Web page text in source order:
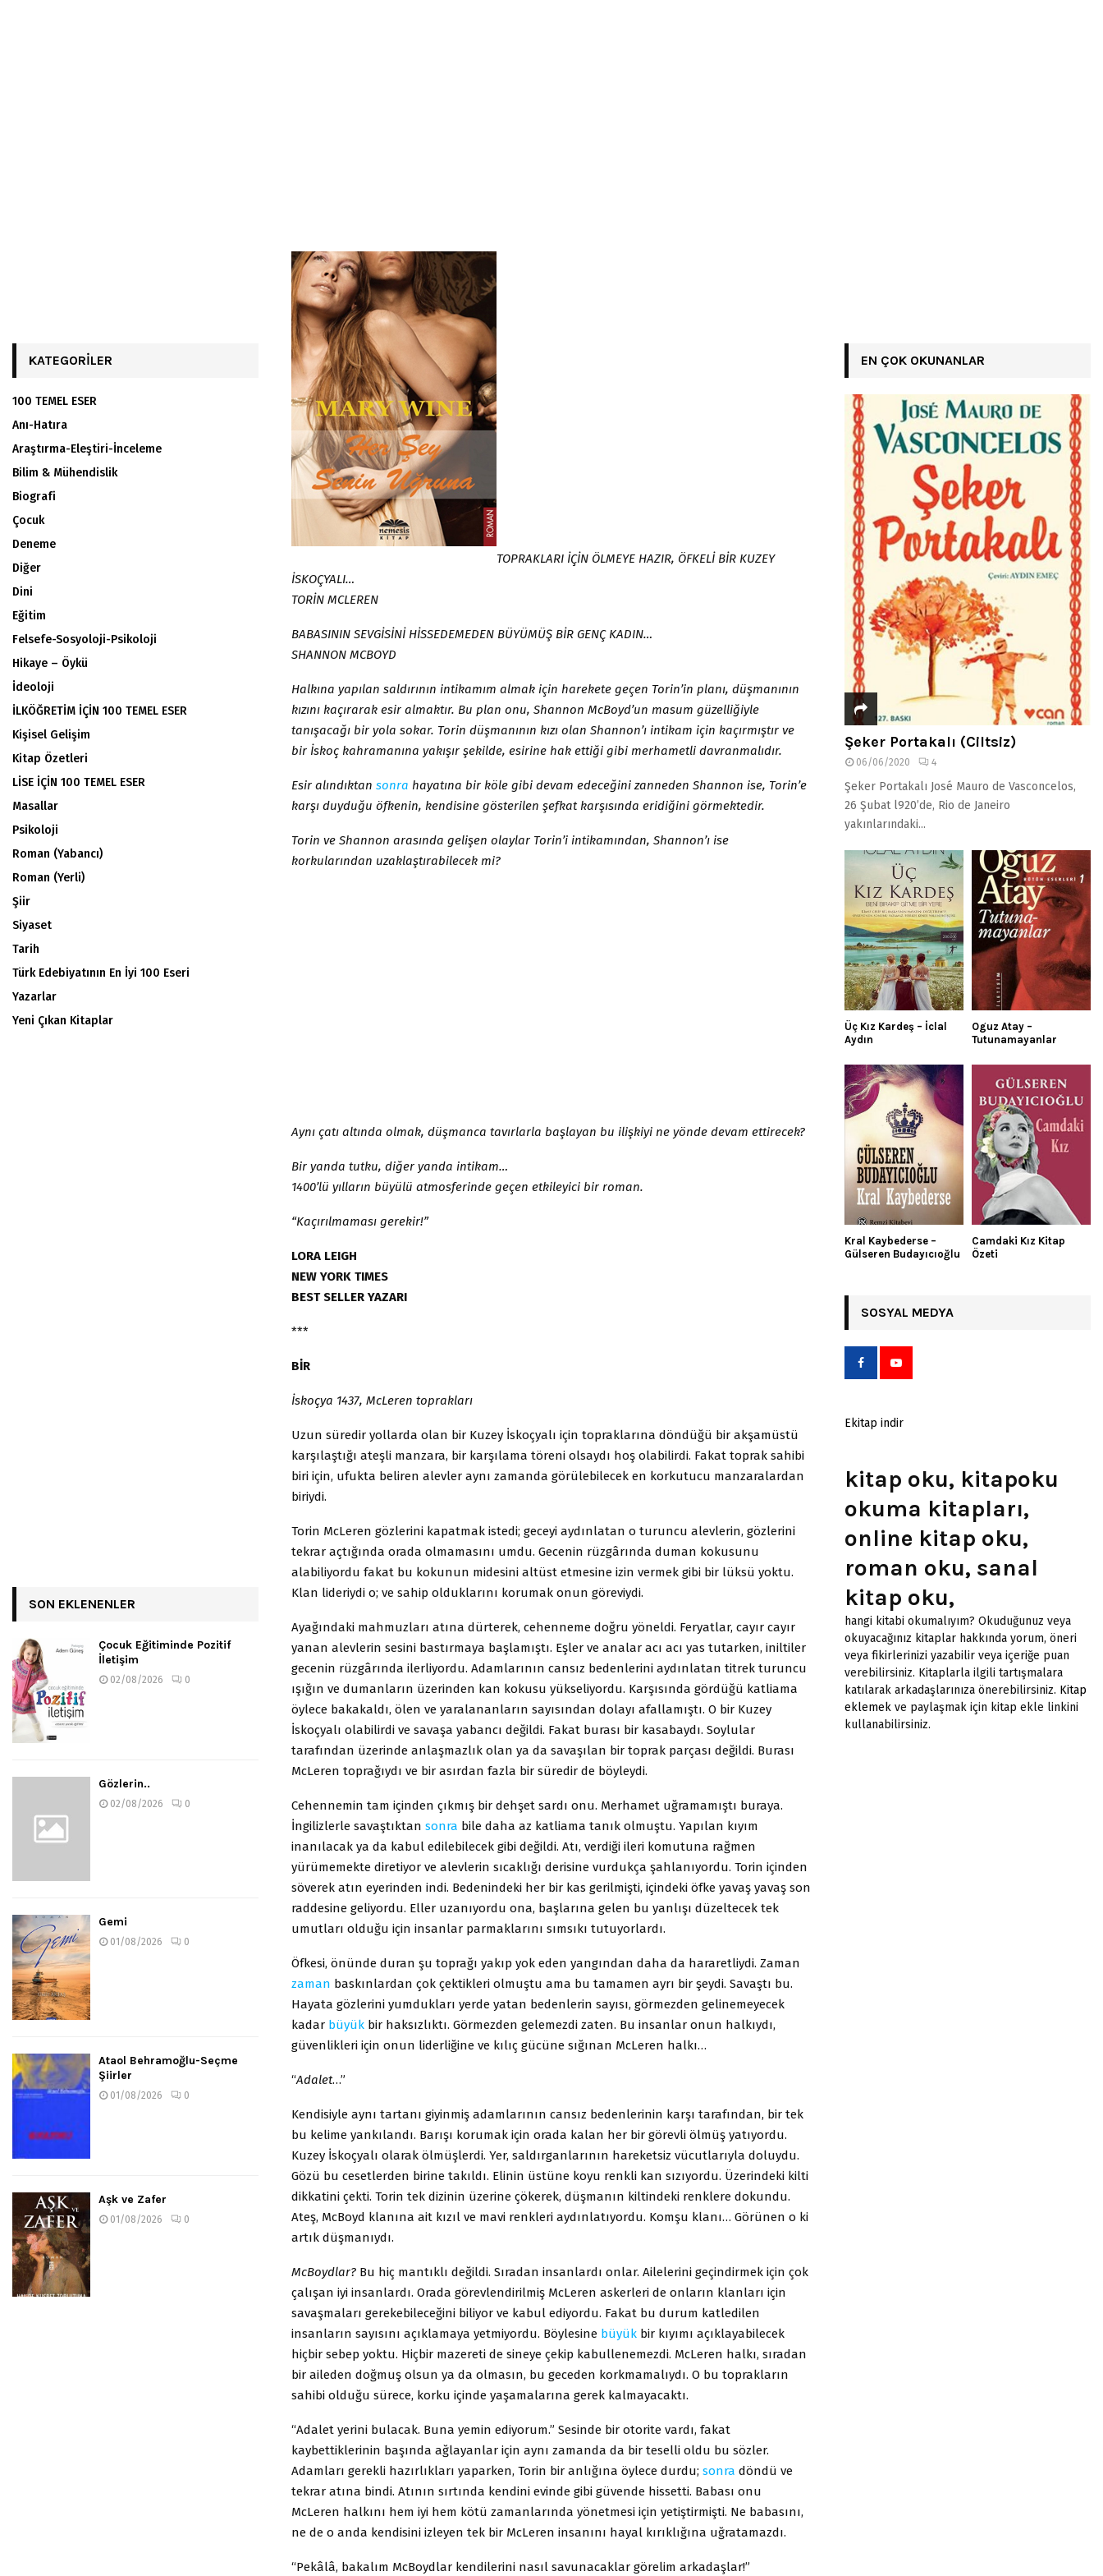
TOPRAKLARI İÇİN ÖLMEYE HAZIR, ÖFKELİ BİR KUZEY
İSKOÇYALI…
TORİN MCLEREN
BABASININ SEVGİSİNİ HİSSEDEMEDEN BÜYÜMÜŞ BİR GENÇ KADIN…
SHANNON MCBOYD
Halkına yapılan saldırının intikamım almak için harekete geçen Torin’in planı, düşmanının
kızını kaçırarak esir almaktır. Bu plan onu, Shannon McBoyd’un masum güzelliğiyle
tanışacağı bir yola sokar. Torin düşmanının kızı olan Shannon’ı intikam için kaçırmıştır ve
bir İskoç kahramanına yakışır şekilde, esirine hak ettiği gibi merhametli davranmalıdır.
Esir alındıktan sonra hayatına bir köle gibi devam edeceğini zanneden Shannon ise, Torin’e
karşı duyduğu öfkenin, kendisine gösterilen şefkat karşısında eridiğini görmektedir.
Torin ve Shannon arasında gelişen olaylar Torin’i intikamından, Shannon’ı ise
korkularından uzaklaştırabilecek mi?
Aynı çatı altında olmak, düşmanca tavırlarla başlayan bu ilişkiyi ne yönde devam ettirecek?
Bir yanda tutku, diğer yanda intikam…
1400’lü yılların büyülü atmosferinde geçen etkileyici bir roman.
“Kaçırılmaması gerekir!”
LORA LEIGH
NEW YORK TIMES
BEST SELLER YAZARI
***
BİR
İskoçya 1437, McLeren toprakları
Uzun süredir yollarda olan bir Kuzey İskoçyalı için topraklarına döndüğü bir akşamüstü
karşılaştığı ateşli manzara, bir karşılama töreni olsaydı hoş olabilirdi. Fakat toprak sahibi
biri için, ufukta beliren alevler aynı zamanda görülebilecek en korkutucu manzaralardan
biriydi.
Torin McLeren gözlerini kapatmak istedi; geceyi aydınlatan o turuncu alevlerin, gözlerini
tekrar açtığında orada olmamasını umdu. Gecenin rüzgârında duman kokusunu
alabiliyordu fakat bu kokunun midesini altüst etmesine izin vermek gibi bir lüksü yoktu.
Klan lideriydi o; ve sahip olduklarını korumak onun göreviydi.
Ayağındaki mahmuzları atına dürterek, cehenneme doğru yöneldi. Feryatlar, cayır cayır
yanan alevlerin sesini bastırmaya başlamıştı. Eşler ve analar acı acı yas tutarken, iniltiler
gecenin rüzgârında ilerliyordu. Adamlarının cansız bedenlerini aydınlatan titrek turuncu
ışığın ve dumanların üzerinden kan kokusu yükseliyordu. Karşısında gördüğü katliama
öylece bakakaldı, ölen ve yaralananların sayısından dolayı afallamıştı. O bir Kuzey
İskoçyalı olabilirdi ve savaşa yabancı değildi. Fakat burası bir kasabaydı. Soylular
tarafından üzerinde anlaşmazlık olan ya da savaşılan bir toprak parçası değildi. Burası
McLeren toprağıydı ve bir asırdan fazla bir süredir de böyleydi.
Cehennemin tam içinden çıkmış bir dehşet sardı onu. Merhamet uğramamıştı buraya.
İngilizlerle savaştıktan sonra bile daha az katliama tanık olmuştu. Yapılan kıyım
inanılacak ya da kabul edilebilecek gibi değildi. Atı, verdiği ileri komutuna rağmen
yürümemekte diretiyor ve alevlerin sıcaklığı derisine vurdukça şahlanıyordu. Torin içinden
söverek atın eyerinden indi. Bedenindeki her bir kas gerilmişti, içindeki öfke yavaş yavaş son
raddesine geliyordu. Eller uzanıyordu ona, başlarına gelen bu yanlışı düzeltecek tek
umutları olduğu için insanlar parmaklarını sımsıkı tutuyorlardı.
Öfkesi, önünde duran şu toprağı yakıp yok eden yangından daha da hararetliydi. Zaman
zaman baskınlardan çok çektikleri olmuştu ama bu tamamen ayrı bir şeydi. Savaştı bu.
Hayata gözlerini yumdukları yerde yatan bedenlerin sayısı, görmezden gelinemeyecek
kadar büyük bir haksızlıktı. Görmezden gelemezdi zaten. Bu insanlar onun halkıydı,
güvenlikleri için onun liderliğine ve kılıç gücüne sığınan McLeren halkı…
“Adalet…”
Kendisiyle aynı tartanı giyinmiş adamlarının cansız bedenlerinin karşı tarafından, bir tek
bu kelime yankılandı. Barışı korumak için orada kalan her bir görevli ölmüş yatıyordu.
Kuzey İskoçyalı olarak ölmüşlerdi. Yer, saldırganlarının hareketsiz vücutlarıyla doluydu.
Gözü bu cesetlerden birine takıldı. Elinin üstüne koyu renkli kan sızıyordu. Üzerindeki kilti
dikkatini çekti. Torin tek dizinin üzerine çökerek, düşmanın kiltindeki renklere dokundu.
Ateş, McBoyd klanına ait kızıl ve mavi renkleri aydınlatıyordu. Komşu klanı… Görünen o ki
artık düşmanıydı.
McBoydlar? Bu hiç mantıklı değildi. Sıradan insanlardı onlar. Ailelerini geçindirmek için çok
çalışan iyi insanlardı. Orada görevlendirilmiş McLeren askerleri de onların klanları için
savaşmaları gerekebileceğini biliyor ve kabul ediyordu. Fakat bu durum katledilen
insanların sayısını açıklamaya yetmiyordu. Böylesine büyük bir kıyımı açıklayabilecek
hiçbir sebep yoktu. Hiçbir mazereti de sineye çekip kabullenemezdi. McLeren halkı, sıradan
bir aileden doğmuş olsun ya da olmasın, bu geceden korkmamalıydı. O bu toprakların
sahibi olduğu sürece, korku içinde yaşamalarına gerek kalmayacaktı.
“Adalet yerini bulacak. Buna yemin ediyorum.” Sesinde bir otorite vardı, fakat
kaybettiklerinin başında ağlayanlar için aynı zamanda da bir teselli oldu bu sözler.
Adamları gerekli hazırlıkları yaparken, Torin bir anlığına öylece durdu; sonra döndü ve
tekrar atına bindi. Atının sırtında kendini evinde gibi güvende hissetti. Babası onu
McLeren halkını hem iyi hem kötü zamanlarında yönetmesi için yetiştirmişti. Ne babasını,
ne de o anda kendisini izleyen tek bir McLeren insanını hayal kırıklığına uğratamazdı.
“Pekâlâ, bakalım McBoydlar kendilerini nasıl savunacaklar görelim arkadaşlar!”
KATEGORILER
100 TEMEL ESER
Anı-Hatıra
Araştırma-Eleştiri-İnceleme
Bilim & Mühendislik
Biografi
Çocuk
Deneme
Diğer
Dini
Eğitim
Felsefe-Sosyoloji-Psikoloji
Hikaye – Öykü
İdeoloji
İLKÖĞRETİM İÇİN 100 TEMEL ESER
Kişisel Gelişim
Kitap Özetleri
LİSE İÇİN 100 TEMEL ESER
Masallar
Psikoloji
Roman (Yabancı)
Roman (Yerli)
Şiir
Siyaset
Tarih
Türk Edebiyatının En İyi 100 Eseri
Yazarlar
Yeni Çıkan Kitaplar
SON EKLENENLER
Çocuk Eğitiminde Pozitif
İletişim
02/08/2026 0
Gözlerin..
02/08/2026 0
Gemi
01/08/2026 0
Ataol Behramoğlu-Seçme
Şiirler
01/08/2026 0
Aşk ve Zafer
01/08/2026 0
EN ÇOK OKUNANLAR
Şeker Portakalı (Ciltsiz)
06/06/2020 4
Şeker Portakalı José Mauro de Vasconcelos,
26 Şubat l920’de, Rio de Janeiro
yakınlarındaki...
Üç Kız Kardeş – İclal
Aydın
Oguz Atay –
Tutunamayanlar
Kral Kaybederse –
Gülseren Budayıcıoğlu
Camdaki Kız Kitap
Özeti
SOSYAL MEDYA
Ekitap indir
kitap oku, kitapoku
okuma kitapları,
online kitap oku,
roman oku, sanal
kitap oku,
hangi kitabi okumalıyım? Okuduğunuz veya
okuyacağınız kitaplar hakkında yorum, öneri
veya fikirlerinizi yazabilir veya içeriğe puan
verebilirsiniz. Kitaplarla ilgili tartışmalara
katılarak arkadaşlarınıza önerebilirsiniz. Kitap
eklemek ve paylaşmak için kitap ekle linkini
kullanabilirsiniz.